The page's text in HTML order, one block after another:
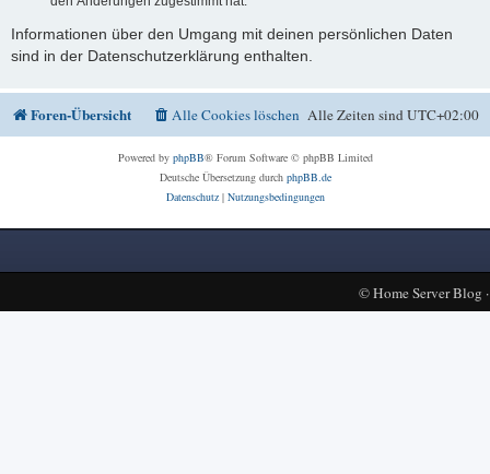
Informationen über den Umgang mit deinen persönlichen Daten
sind in der Datenschutzerklärung enthalten.
Foren-Übersicht Alle Zeiten sindUTC+02:00
Alle Cookies löschen
Powered by phpBB® Forum Software © phpBB Limited
Deutsche Übersetzung durch phpBB.de
Datenschutz| Nutzungsbedingungen
©Home Server Blog